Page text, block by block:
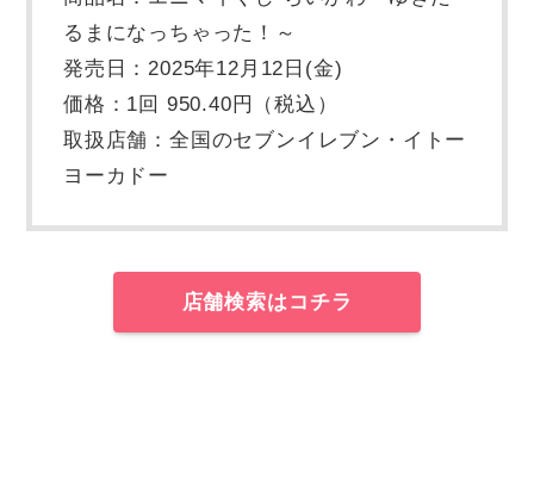
るまになっちゃった！～
発売日：2025年12月12日(金)
価格：1回 950.40円（税込）
取扱店舗：全国のセブンイレブン・イトー
ヨーカドー
店舗検索はコチラ